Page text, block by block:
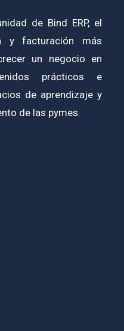
de Bind ERP, el
y facturación más
un negocio en
prácticos e
de aprendizaje y
de las pymes.